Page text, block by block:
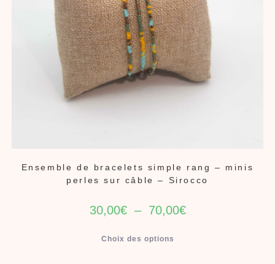
Ensemble de bracelets simple rang – minis
perles sur câble – Sirocco
30,00€ – 70,00€
Choix des options